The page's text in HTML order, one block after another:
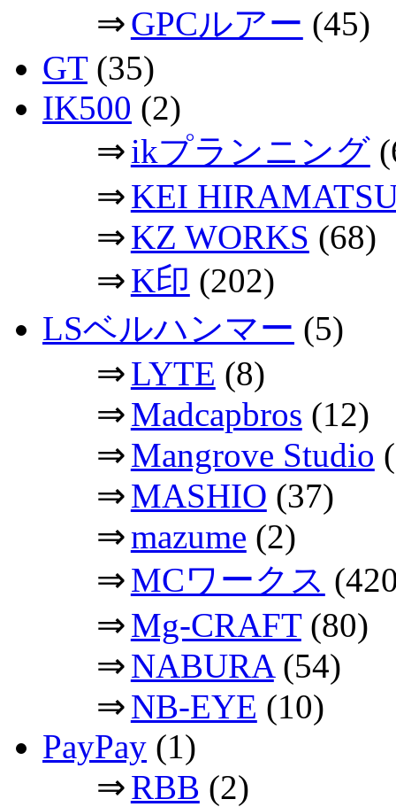
⇒GPCルアー (45)
GT(35)
IK500 (2)
⇒ikプランニング
⇒KEI
⇒KZ WORKS (68)
⇒K印 (202)
LSベルハンマー (5)
⇒LYTE (8)
⇒Madcapbros (12)
⇒Mangrove Studio
⇒MASHIO (37)
⇒mazume (2)
⇒MCワークス
⇒Mg-CRAFT(80)
⇒NABURA(54)
⇒NB-EYE (10)
PayPay (1)
⇒RBB (2)